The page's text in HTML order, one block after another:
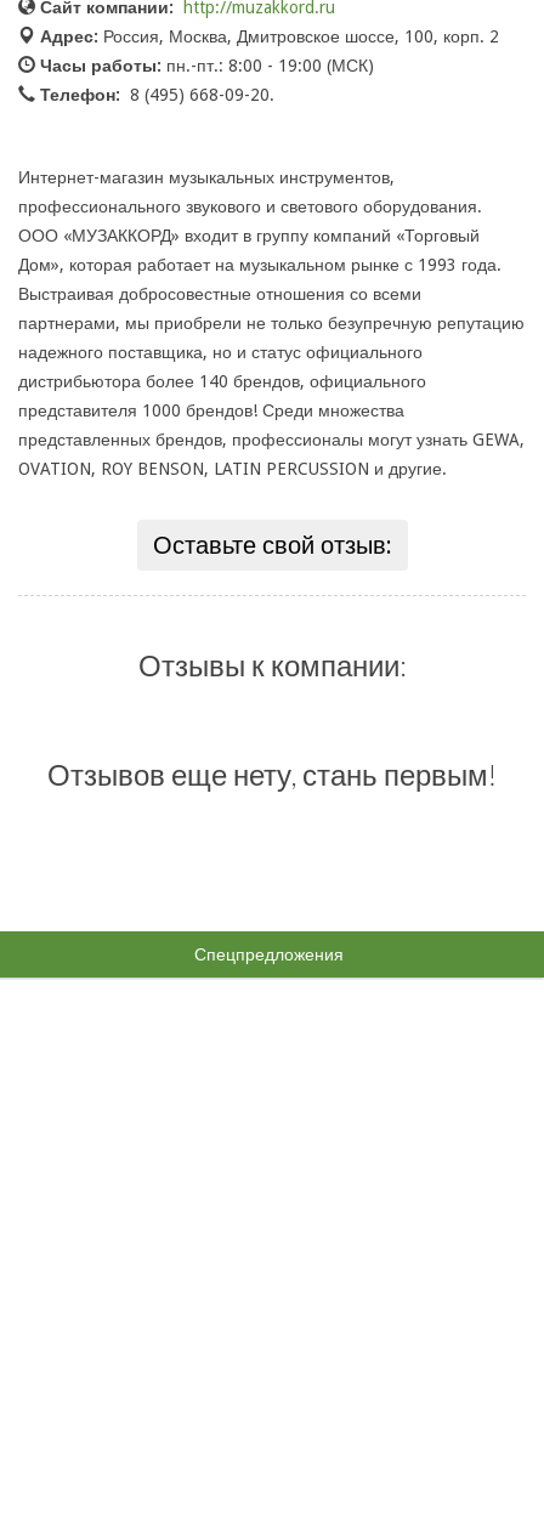
Сайт компании:
http://muzakkord.ru
Адрес: Россия, Москва, Дмитровское шоссе, 100, корп. 2
Часы работы: пн.-пт.: 8:00 - 19:00 (МСК)
Телефон: 8 (495) 668-09-20.
Интернет-магазин музыкальных инструментов,
профессионального звукового и светового оборудования.
ООО «МУЗАККОРД» входит в группу компаний «Торговый
Дом», которая работает на музыкальном рынке с 1993 года.
Выстраивая добросовестные отношения со всеми
партнерами, мы приобрели не только безупречную репутацию
надежного поставщика, но и статус официального
дистрибьютора более 140 брендов, официального
представителя 1000 брендов! Среди множества
представленных брендов, профессионалы могут узнать GEWA,
OVATION, ROY BENSON, LATIN PERCUSSION и другие.
Оставьте свой отзыв:
Отзывы к компании:
Отзывов еще нету, стань первым!
Спецпредложения